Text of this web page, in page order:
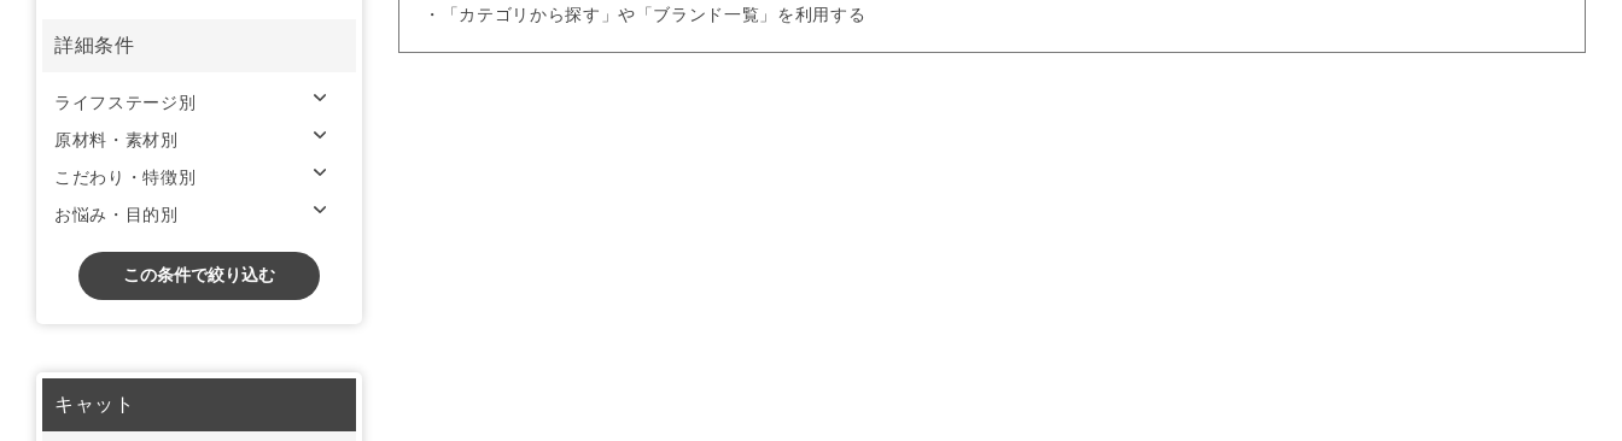
・「カテゴリから探す」や「ブランド一覧」を利用する
詳細条件
ライフステージ別
原材料・素材別
こだわり・特徴別
お悩み・目的別
この条件で絞り込む
キャット